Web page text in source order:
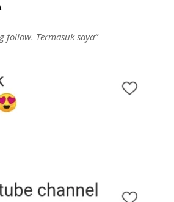
follow. Termasuk saya”